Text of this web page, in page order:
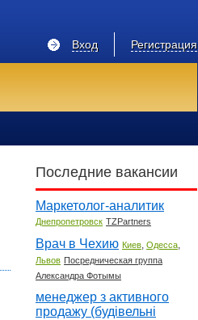
Регистрация
Вход
Последние вакансии
Маркетолог-аналитик
Днепропетровск TZPartners
Врач в Чехию Киев, Одесса,
Львов Посредническая группа
Александра Фотымы
менеджер з активного
продажу (будівельні